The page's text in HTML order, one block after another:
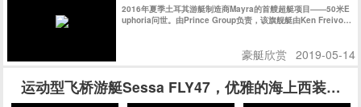
2016年夏季土耳其游艇制造商Mayra的首艘超艇项目——50米E
uphoria问世。由Prince Group负责，该旗舰艇由Ken Freivok
豪艇欣赏 2019-05-14
运动型飞桥游艇Sessa FLY47，优雅的海上西装暴徒